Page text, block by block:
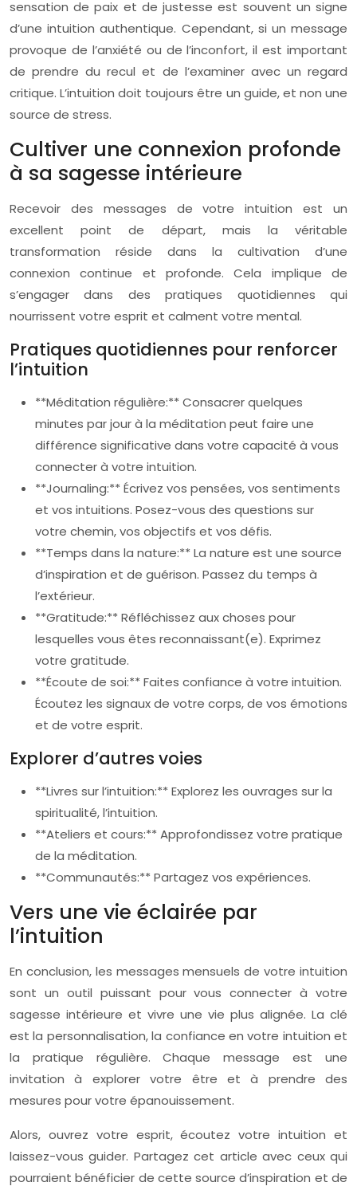
sensation de paix et de justesse est souvent un signe
d’une intuition authentique. Cependant, si un message
provoque de l’anxiété ou de l’inconfort, il est important
de prendre du recul et de l’examiner avec un regard
critique. L’intuition doit toujours être un guide, et non une
source de stress.
Cultiver une connexion profonde
à sa sagesse intérieure
Recevoir des messages de votre intuition est un
excellent point de départ, mais la véritable
transformation réside dans la cultivation d’une
connexion continue et profonde. Cela implique de
s’engager dans des pratiques quotidiennes qui
nourrissent votre esprit et calment votre mental.
Pratiques quotidiennes pour renforcer
l’intuition
**Méditation régulière:** Consacrer quelques
minutes par jour à la méditation peut faire une
différence significative dans votre capacité à vous
connecter à votre intuition.
**Journaling:** Écrivez vos pensées, vos sentiments
et vos intuitions. Posez-vous des questions sur
votre chemin, vos objectifs et vos défis.
**Temps dans la nature:** La nature est une source
d’inspiration et de guérison. Passez du temps à
l’extérieur.
**Gratitude:** Réfléchissez aux choses pour
lesquelles vous êtes reconnaissant(e). Exprimez
votre gratitude.
**Écoute de soi:** Faites confiance à votre intuition.
Écoutez les signaux de votre corps, de vos émotions
et de votre esprit.
Explorer d’autres voies
**Livres sur l’intuition:** Explorez les ouvrages sur la
spiritualité, l’intuition.
**Ateliers et cours:** Approfondissez votre pratique
de la méditation.
**Communautés:** Partagez vos expériences.
Vers une vie éclairée par
l’intuition
En conclusion, les messages mensuels de votre intuition
sont un outil puissant pour vous connecter à votre
sagesse intérieure et vivre une vie plus alignée. La clé
est la personnalisation, la confiance en votre intuition et
la pratique régulière. Chaque message est une
invitation à explorer votre être et à prendre des
mesures pour votre épanouissement.
Alors, ouvrez votre esprit, écoutez votre intuition et
laissez-vous guider. Partagez cet article avec ceux qui
pourraient bénéficier de cette source d’inspiration et de